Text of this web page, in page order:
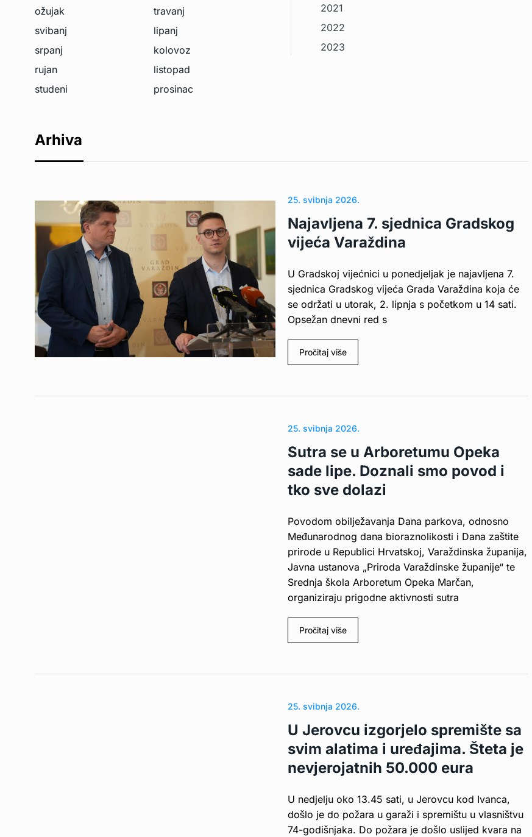
ožujak
travanj
svibanj
lipanj
srpanj
kolovoz
rujan
listopad
studeni
prosinac
2021
2022
2023
Arhiva
25. svibnja 2026.
Najavljena 7. sjednica Gradskog
vijeća Varaždina
U Gradskoj vijećnici u ponedjeljak je najavljena 7.
sjednica Gradskog vijeća Grada Varaždina koja će
se održati u utorak, 2. lipnja s početkom u 14 sati.
Opsežan dnevni red s
Pročitaj više
25. svibnja 2026.
Sutra se u Arboretumu Opeka
sade lipe. Doznali smo povod i
tko sve dolazi
Povodom obilježavanja Dana parkova, odnosno
Međunarodnog dana bioraznolikosti i Dana zaštite
prirode u Republici Hrvatskoj, Varaždinska županija,
Javna ustanova „Priroda Varaždinske županije“ te
Srednja škola Arboretum Opeka Marčan,
organiziraju prigodne aktivnosti sutra
Pročitaj više
25. svibnja 2026.
U Jerovcu izgorjelo spremište sa
svim alatima i uređajima. Šteta je
nevjerojatnih 50.000 eura
U nedjelju oko 13.45 sati, u Jerovcu kod Ivanca,
došlo je do požara u garaži i spremištu u vlasništvu
74-godišnjaka. Do požara je došlo uslijed kvara na